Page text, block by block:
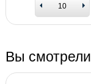
Вы смотрели